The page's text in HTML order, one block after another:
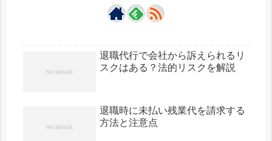
退職代行で会社から訴えられるリ
スクはある？法的リスクを解説
退職時に未払い残業代を請求する
方法と注意点